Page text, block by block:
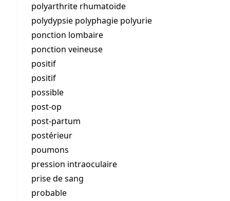
polyarthrite rhumatoïde
polydypsie polyphagie polyurie
ponction lombaire
ponction veineuse
positif
positif
possible
post-op
post-partum
postérieur
poumons
pression intraoculaire
prise de sang
probable